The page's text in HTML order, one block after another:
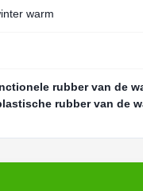
warm
rubber van de
rubber van de